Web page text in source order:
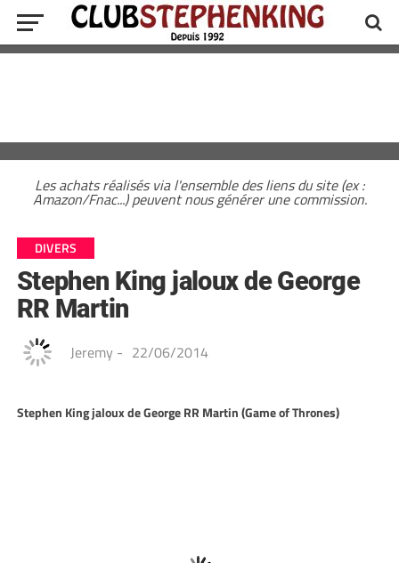
Les achats réalisés via l'ensemble des liens du site (ex :
Amazon/Fnac...) peuvent nous générer une commission.
DIVERS
Stephen King jaloux de George
RR Martin
Jeremy - 22/06/2014
Stephen King jaloux de George RR Martin (Game of Thrones)